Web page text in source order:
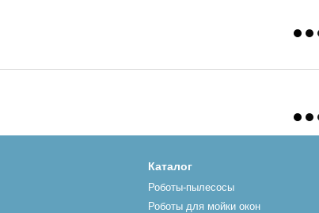
Каталог
Роботы-пылесосы
Роботы для мойки окон